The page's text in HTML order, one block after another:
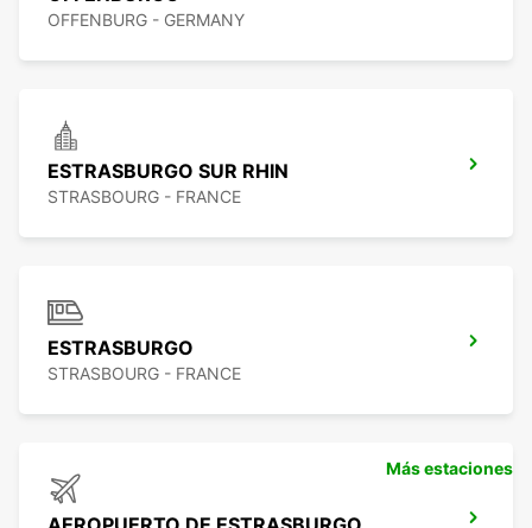
OFFENBURG - GERMANY
ESTRASBURGO SUR RHIN
STRASBOURG - FRANCE
ESTRASBURGO
STRASBOURG - FRANCE
Más estaciones